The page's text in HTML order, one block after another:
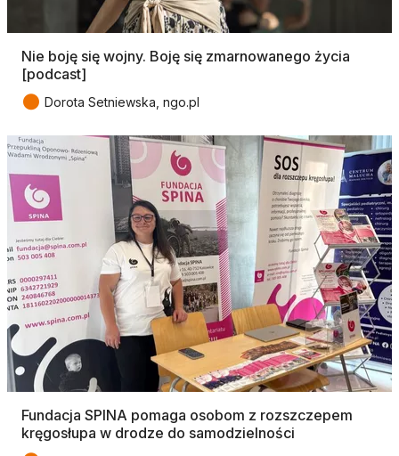
Nie boję się wojny. Boję się zmarnowanego życia
[podcast]
● Dorota Setniewska, ngo.pl
Fundacja SPINA pomaga osobom z rozszczepem
kręgosłupa w drodze do samodzielności